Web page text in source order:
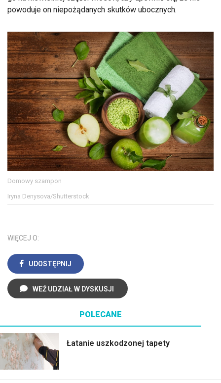
powoduje on niepożądanych skutków ubocznych.
Domowy szampon
Iryna Denysova/Shutterstock
WIĘCEJ O:
UDOSTĘPNIJ
WEŹ UDZIAŁ W DYSKUSJI
POLECANE
Łatanie uszkodzonej tapety